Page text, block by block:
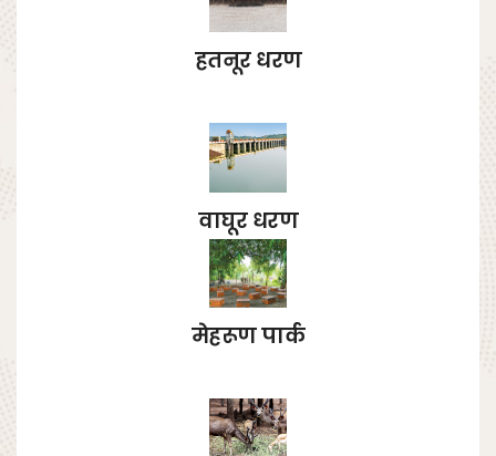
हतनूर धरण
वाघूर धरण
मेहरूण पार्क